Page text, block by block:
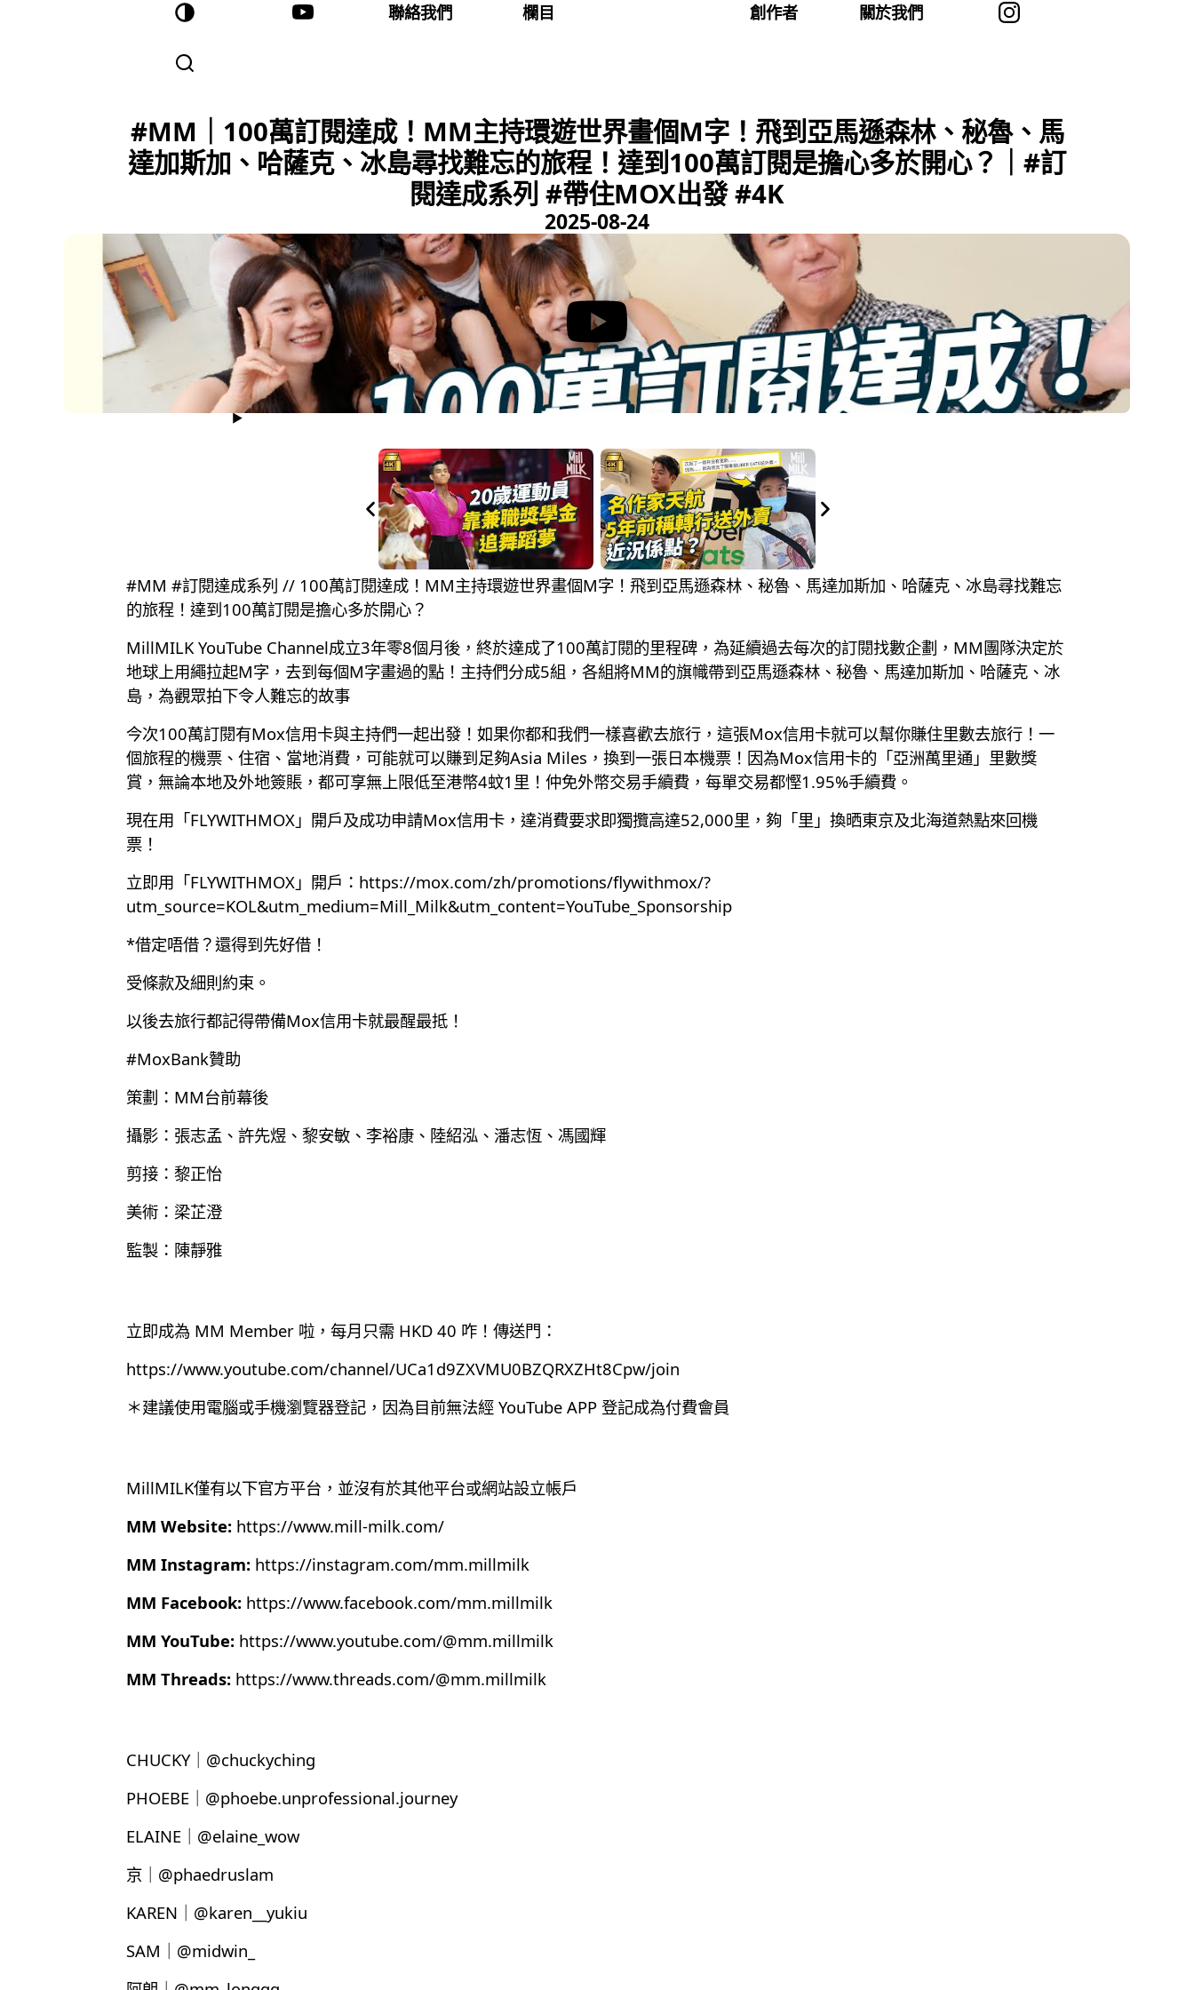
聯絡我們 欄目 創作者 關於我們
#MM｜100萬訂閱達成！MM主持環遊世界畫個M字！飛到亞馬遜森林、秘魯、馬
達加斯加、哈薩克、冰島尋找難忘的旅程！達到100萬訂閱是擔心多於開心？｜#訂
閱達成系列 #帶住MOX出發 #4K
2025-08-24
#MM #訂閱達成系列 // 100萬訂閱達成！MM主持環遊世界畫個M字！飛到亞馬遜森林、秘魯、馬達加斯加、哈薩克、冰島尋找難忘
的旅程！達到100萬訂閱是擔心多於開心？
MillMILK YouTube Channel成立3年零8個月後，終於達成了100萬訂閱的里程碑，為延續過去每次的訂閱找數企劃，MM團隊決定於
地球上用繩拉起M字，去到每個M字畫過的點！主持們分成5組，各組將MM的旗幟帶到亞馬遜森林、秘魯、馬達加斯加、哈薩克、冰
島，為觀眾拍下令人難忘的故事
今次100萬訂閱有Mox信用卡與主持們一起出發！如果你都和我們一樣喜歡去旅行，這張Mox信用卡就可以幫你賺住里數去旅行！一
個旅程的機票、住宿、當地消費，可能就可以賺到足夠Asia Miles，換到一張日本機票！因為Mox信用卡的「亞洲萬里通」里數獎
賞，無論本地及外地簽賬，都可享無上限低至港幣4蚊1里！仲免外幣交易手續費，每單交易都慳1.95%手續費。
現在用「FLYWITHMOX」開戶及成功申請Mox信用卡，達消費要求即獨攬高達52,000里，夠「里」換晒東京及北海道熱點來回機
票！
立即用「FLYWITHMOX」開戶： https://mox.com/zh/promotions/flywithmox/?
utm_source=KOL&utm_medium=Mill_Milk&utm_content=YouTube_Sponsorship
*借定唔借？還得到先好借！
受條款及細則約束。
以後去旅行都記得帶備Mox信用卡就最醒最抵！
#MoxBank贊助
策劃：MM台前幕後
攝影：張志孟、許先煜、黎安敏、李裕康、陸紹泓、潘志恆、馮國輝
剪接：黎正怡
美術：梁芷澄
監製：陳靜雅
立即成為 MM Member 啦，每月只需 HKD 40 咋！傳送門：
https://www.youtube.com/channel/UCa1d9ZXVMU0BZQRXZHt8Cpw/join
＊建議使用電腦或手機瀏覽器登記，因為目前無法經 YouTube APP 登記成為付費會員
MillMILK僅有以下官方平台，並沒有於其他平台或網站設立帳戶
MM Website: https://www.mill-milk.com/
MM Instagram: https://instagram.com/mm.millmilk
MM Facebook: https://www.facebook.com/mm.millmilk
MM YouTube: https://www.youtube.com/@mm.millmilk
MM Threads: https://www.threads.com/@mm.millmilk
CHUCKY｜@chuckyching
PHOEBE｜@phoebe.unprofessional.journey
ELAINE｜@elaine_wow
京｜@phaedruslam
KAREN｜@karen__yukiu
SAM｜@midwin_